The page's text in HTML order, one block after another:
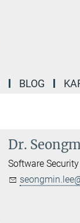
BLOG
Dr.
Software Security